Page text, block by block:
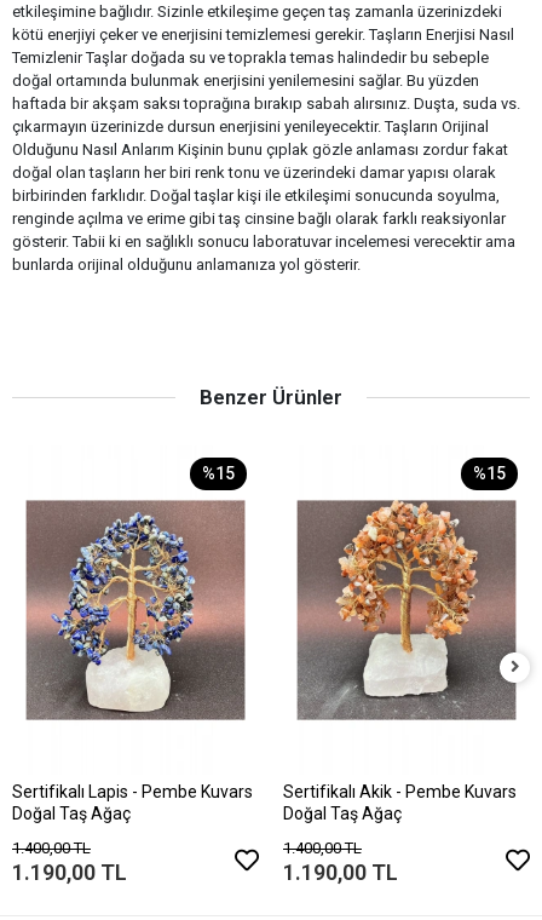
etkileşimine bağlıdır. Sizinle etkileşime geçen taş zamanla üzerinizdeki
kötü enerjiyi çeker ve enerjisini temizlemesi gerekir. Taşların Enerjisi Nasıl
Temizlenir Taşlar doğada su ve toprakla temas halindedir bu sebeple
doğal ortamında bulunmak enerjisini yenilemesini sağlar. Bu yüzden
haftada bir akşam saksı toprağına bırakıp sabah alırsınız. Duşta, suda vs.
çıkarmayın üzerinizde dursun enerjisini yenileyecektir. Taşların Orijinal
Olduğunu Nasıl Anlarım Kişinin bunu çıplak gözle anlaması zordur fakat
doğal olan taşların her biri renk tonu ve üzerindeki damar yapısı olarak
birbirinden farklıdır. Doğal taşlar kişi ile etkileşimi sonucunda soyulma,
renginde açılma ve erime gibi taş cinsine bağlı olarak farklı reaksiyonlar
gösterir. Tabii ki en sağlıklı sonucu laboratuvar incelemesi verecektir ama
bunlarda orijinal olduğunu anlamanıza yol gösterir.
Benzer Ürünler
%15
Sertifikalı Lapis - Pembe Kuvars
Doğal Taş Ağaç
1.400,00 TL
1.190,00 TL
%15
Sertifikalı Akik - Pembe Kuvars
Doğal Taş Ağaç
1.400,00 TL
1.190,00 TL